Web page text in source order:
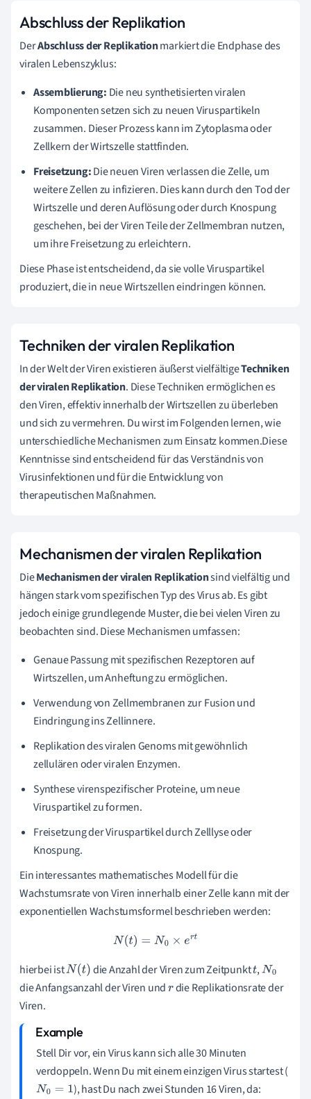
Abschluss der Replikation
DerAbschluss der Replikationmarkiert die Endphase des
viralen Lebenszyklus:
Assemblierung: Die neu synthetisierten viralen
Komponenten setzen sich zu neuen Viruspartikeln
zusammen. Dieser Prozess kann im Zytoplasma oder
Zellkern der Wirtszelle stattfinden.
Freisetzung:Die neuen Viren verlassen die Zelle, um
weitere Zellen zu infizieren. Dies kann durch den Tod der
Wirtszelle und deren Auflösung oder durch Knospung
geschehen, bei der Viren Teile der Zellmembran nutzen,
um ihre Freisetzung zu erleichtern.
Diese Phase ist entscheidend, da sie volle Viruspartikel
produziert, die in neue Wirtszellen eindringen können.
Techniken der viralen Replikation
In der Welt der Viren existieren äußerst vielfältigeTechniken
der viralen Replikation. Diese Techniken ermöglichen es
den Viren, effektiv innerhalb der Wirtszellen zu überleben
und sich zu vermehren. Du wirst im Folgenden lernen, wie
unterschiedliche Mechanismen zum Einsatz kommen.Diese
Kenntnisse sind entscheidend für das Verständnis von
Virusinfektionen und für die Entwicklung von
therapeutischen Maßnahmen.
Mechanismen der viralen Replikation
DieMechanismen der viralen Replikationsind vielfältig und
hängen stark vom spezifischen Typ des Virus ab. Es gibt
jedoch einige grundlegende Muster, die bei vielen Viren zu
beobachten sind. Diese Mechanismen umfassen:
Genaue Passung mit spezifischen Rezeptoren auf
Wirtszellen, um Anheftung zu ermöglichen.
Verwendung von Zellmembranen zur Fusion und
Eindringung ins Zellinnere.
Replikation des viralen Genoms mit gewöhnlich
zellulären oder viralen Enzymen.
Synthese virenspezifischer Proteine, um neue
Viruspartikel zu formen.
Freisetzung der Viruspartikel durch Zelllyse oder
Knospung.
Ein interessantes mathematisches Modell für die
Wachstumsrate von Viren innerhalb einer Zelle kann mit der
exponentiellen Wachstumsformel beschrieben werden:
N( t)= N0× ert
hierbei istN(t) die Anzahl der Viren zum Zeitpunktt,N0
die Anfangsanzahl der Viren undrdie Replikationsrate der
Viren.
Stell Dir vor, ein Virus kann sich alle 30 Minuten
verdoppeln. Wenn Du mit einem einzigen Virus startest (
N0= 1 ), hast Du nach zwei Stunden 16 Viren, da: